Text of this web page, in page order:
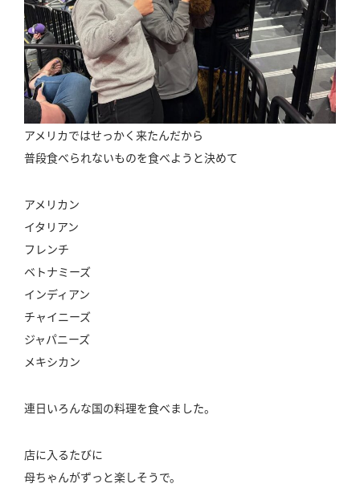
アメリカではせっかく来たんだから
普段食べられないものを食べようと決めて
アメリカン
イタリアン
フレンチ
ベトナミーズ
インディアン
チャイニーズ
ジャパニーズ
メキシカン
連日いろんな国の料理を食べました。
店に入るたびに
母ちゃんがずっと楽しそうで。